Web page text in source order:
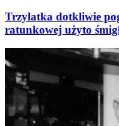
Trzylatka dotkliwie
ratunkowej użyto